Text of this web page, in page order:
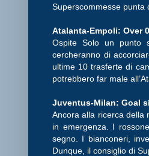
Superscommesse punta
Atalanta-Empoli: Over
Ospite Solo un punto
cercheranno di
ultime 10 trasferte di
potrebbero far male
Juventus-Milan: Goal
Ancora alla ricerca della
in emergenza. I
segno. I bianconeri,
Dunque, il consiglio di